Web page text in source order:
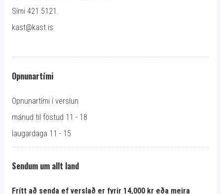
Sími 421 5121.
kast@kast.is
Opnunartími
Opnunartími í verslun
mánud til föstud 11 - 18
laugardaga 11 - 15
Sendum um allt land
Frítt að senda ef verslað er fyrir 14,000 kr eða meira